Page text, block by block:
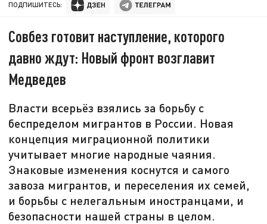
ПОДПИШИТЕСЬ:
Совбез готовит наступление, которого
давно ждут: Новый фронт возглавит
Медведев
Власти всерьёз взялись за борьбу с
беспределом мигрантов в России. Новая
концепция миграционной политики
учитывает многие народные чаяния.
Знаковые изменения коснутся и самого
завоза мигрантов, и переселения их семей,
и борьбы с нелегальным иностранцами, и
безопасности нашей страны в целом.